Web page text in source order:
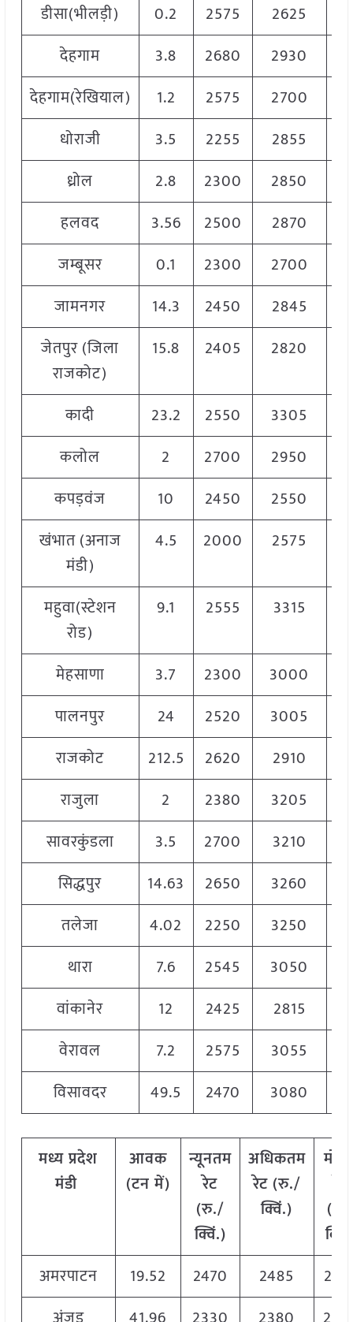
डीसा(भीलड़ी)
0.2 2575 2625
देहगाम
3.8 2680 2930
देहगाम(रेखियाल)
1.2 2575 2700
धोराजी
3.5 2255 2855
ध्रोल
2.8 2300 2850
हलवद
3.56 2500 2870
जम्बूसर
0.1 2300 2700
जामनगर
14.3 2450 2845
जेतपुर (जिला
राजकोट)
15.8 2405 2820
कादी 23.2 2550 3305
कलोल
2 2700 2950
कपड़वंज
10 2450 2550
खंभात (अनाज
मंडी)
4.5 2000 2575
महुवा(स्टेशन
रोड)
9.1 2555 3315
मेहसाणा 3.7 2300 3000
पालनपुर
24 2520 3005
राजकोट
212.5 2620 2910
राजुला
2 2380 3205
सावरकुंडला
3.5 2700 3210
सिद्धपुर
14.63 2650 3260
तलेजा
4.02 2250 3250
थारा
7.6 2545 3050
वांकानेर
12 2425 2815
वेरावल
7.2 2575 3055
विसावदर
49.5 2470 3080
मध्यप्रदेश
मंडी
आवक
(टनमें)
न्यूनतम
रेट
(रु./
क्विं.)
अधिकतम
रेट (रु./
क्विं.)
(
अमरपाटन
19.52 2470 2485